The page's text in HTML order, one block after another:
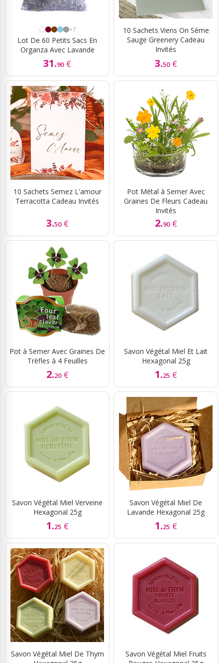
+7
Lot De 60 Petits Sacs En
Organza Avec Lavande
31.90 €
10 Sachets Viens On Sème
Sauge Greenery Cadeau
Invités
3.50 €
10 Sachets Semez L'amour
Terracotta Cadeau Invités
3.50 €
Pot Métal à Semer Avec
Graines De Fleurs Cadeau
Invités
2.90 €
Pot à Semer Avec Graines De
Trèfles à 4 Feuilles
2.20 €
Savon Végétal Miel Et Lait
Hexagonal 25g
1.25 €
Savon Végétal Miel Verveine
Hexagonal 25g
1.25 €
Savon Végétal Miel De
Lavande Hexagonal 25g
1.25 €
Savon Végétal Miel De Thym
Savon Végétal Miel Fruits